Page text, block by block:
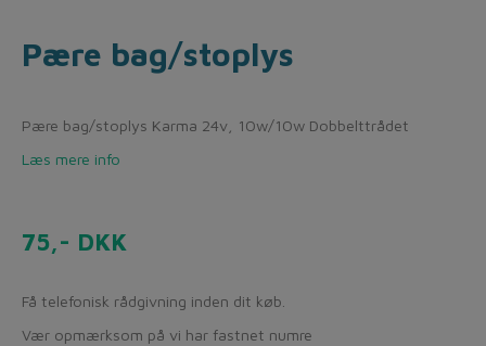
Pære bag/stoplys
Pære bag/stoplys Karma 24v, 10w/10w Dobbelttrådet
Læs mere info
75,- DKK
Få telefonisk rådgivning inden dit køb.
Vær opmærksom på vi har fastnet numre